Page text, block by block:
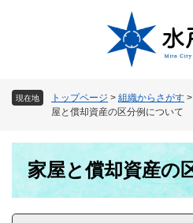
現在地 トップページ > 組織からさがす >
屋と償却資産の区分例について
家屋と償却資産の